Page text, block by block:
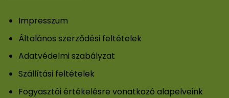
Impresszum
Általános szerződési feltételek
Adatvédelmi szabályzat
Szállítási feltételek
Fogyasztói értékelésre vonatkozó alapelveink